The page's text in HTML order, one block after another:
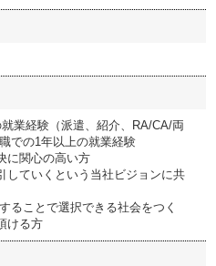
業経験（派遣、紹介、RA/CA/両
での1年以上の就業経験
に関心の高い方
していくという当社ビジョンに共
ることで選択できる社会をつく
ける方